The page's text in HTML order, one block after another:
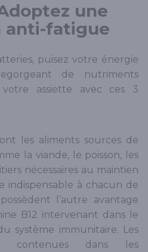
une
anti-fatigue
puisez votre énergie
de nutriments
votre assiette avec ces 3
les aliments sources de
la viande, le poisson, les
nécessaires au maintien
indispensable à chacun de
l’autre avantage
B12 intervenant dans le
système immunitaire. Les
contenues dans les